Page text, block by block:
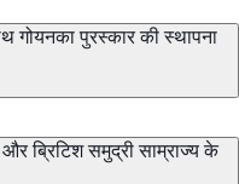
गोयनका पुरस्कार की स्थापना
ब्रिटिश समुद्री साम्राज्य के